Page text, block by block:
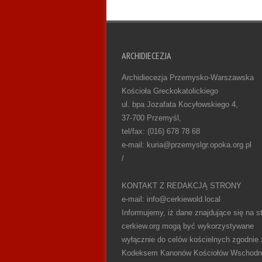
ARCHIDIECEZJA
Archidiecezja Przemysko-Warszawska
Kościoła Greckokatolickiego
ul. bpa Jozafata Kocyłowskiego 4,
37-700 Przemyśl,
tel/fax: (016) 678 78 68
e-mail: kuria@przemyslgr.opoka.org.pl
/
KONTAKT Z REDAKCJĄ STRONY
e-mail: info@cerkiewold.local
Informujemy, iż dane znajdujące się na
cerkiew.org mogą być wykorzystywane
wyłącznie do celów kościelnych zgodnie
Kodeksem Kanonów Kościołów